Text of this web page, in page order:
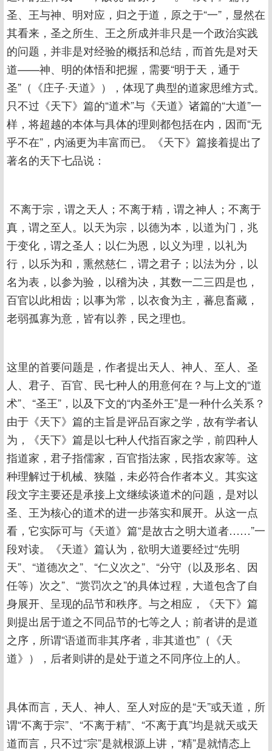
圣、王与神、明对应，归之于道，原之于“一”，显然在
其看来，圣之所生、王之所成并非只是一个政治实践
的问题，并非是对经验的概括和总结，而首先是对天
道——神、明的体悟和把握，需要“明于天，通于
圣”（《庄子·天道》），体现了典型的道家思维方式。
只不过《天下》篇的“道术”与《天道》诸篇的“大道”一
样，将超越的本体与具体的理则都包括在内，因而“无
乎不在”，内涵更为丰富而已。《天下》篇接着提出了
著名的天下七品说：
不离于宗，谓之天人；不离于精，谓之神人；不离于
真，谓之至人。以天为宗，以德为本，以道为门，兆
于变化，谓之圣人；以仁为恩，以义为理，以礼为
行，以乐为和，熏然慈仁，谓之君子；以法为分，以
名为表，以参为验，以稽为决，其数一二三四是也，
百官以此相齿；以事为常，以衣食为主，蕃息畜藏，
老弱孤寡为意，皆有以养，民之理也。
这里的首要问题是，作者提出天人、神人、至人、圣
人、君子、百官、民七种人的用意何在？与上文的“道
术”、“圣王”，以及下文的“内圣外王”是一种什么关系？
由于《天下》篇的主旨是评品百家之学，故有学者认
为，《天下》篇是以七种人代指百家之学，前四种人
指道家，君子指儒家，百官指法家，民指农家等。这
种理解过于机械、狭隘，未必符合作者本义。其实这
段文字主要还是承接上文继续谈道术的问题，是对以
圣、王为核心的道术的进一步落实和展开。从这一点
看，它实际可与《天道》篇“是故古之明大道者……”一
段对读。《天道》篇认为，欲明大道要经过“先明
天”、“道德次之”、“仁义次之”、“分守（以及形名、因
任等）次之”、“赏罚次之”的具体过程，大道包含了自
身展开、呈现的品节和秩序。与之相应，《天下》篇
则提出居于道之不同品节的七等之人；前者讲的是道
之序，所谓“语道而非其序者，非其道也”（《天
道》），后者则讲的是处于道之不同序位上的人。
具体而言，天人、神人、至人对应的是“天”或天道，所
谓“不离于宗”、“不离于精”、“不离于真”均是就天或天
道而言，只不过“宗”是就根源上讲，“精”是就情态上